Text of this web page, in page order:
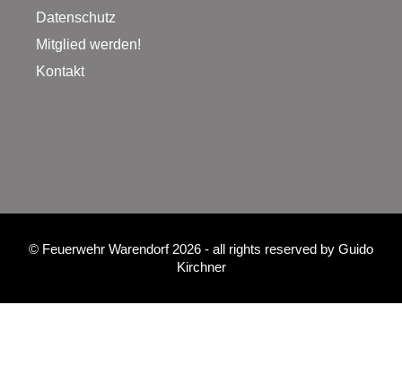
Datenschutz
Mitglied werden!
Kontakt
© Feuerwehr Warendorf 2026 - all rights reserved by Guido
Kirchner